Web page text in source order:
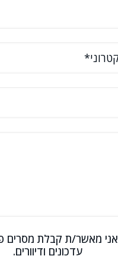
אני מאשר/ת קבלת מסרים
עדכונים ודיוורים.